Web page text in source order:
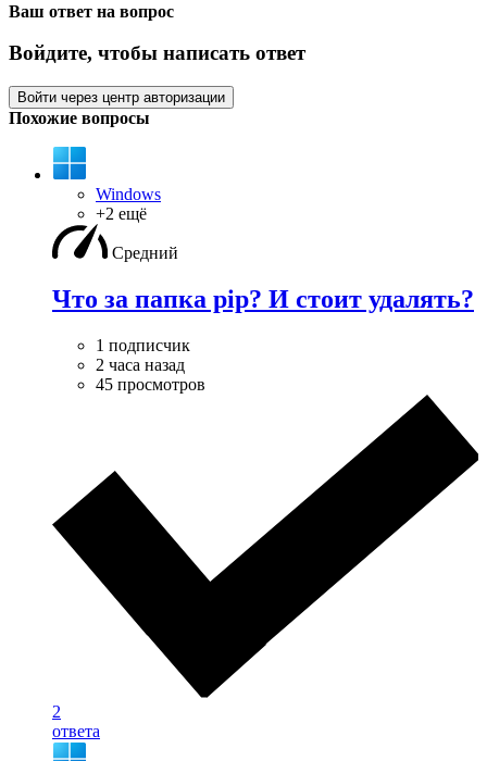
Ваш ответ на вопрос
Войдите, чтобы написать ответ
Войти через центр авторизации
Похожие вопросы
Windows
+2 ещё
Средний
Что за папка pip? И стоит удалять?
1 подписчик
2 часа назад
45 просмотров
2
ответа